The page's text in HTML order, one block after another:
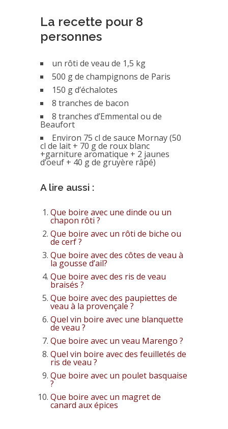
La recette pour 8
personnes
un rôti de veau de 1,5 kg
500 g de champignons de Paris
150 g d’échalotes
8 tranches de bacon
8 tranches d’Emmental ou de
Beaufort
Environ 75 cl de sauce Mornay (50
cl de lait + 70 g de roux blanc
+garniture aromatique + 2 jaunes
d’oeuf + 40 g de gruyère râpé)
A lire aussi :
Que boire avec une dinde ou un
chapon rôti ?
Que boire avec un rôti de biche ou
de cerf ?
Que boire avec des côtes de veau à
la gousse d’ail?
Que boire avec des ris de veau
braisés ?
Que boire avec des paupiettes de
veau à la provençale ?
Quel vin boire avec une blanquette
de veau ?
Que boire avec un veau Marengo ?
Quel vin boire avec des feuilletés de
ris de veau ?
Que boire avec un poulet basquaise
?
Que boire avec un magret de
canard aux épices